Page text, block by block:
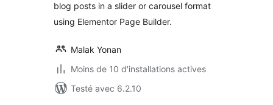
blog posts in a slider or carousel format
using Elementor Page Builder.
Malak Yonan
Moins de 10 d'installations actives
Testé avec 6.2.10